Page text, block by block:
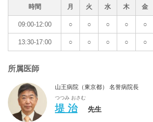
時間 月 火 水 木 金
09:00-12:00 ○ ○ ○ ○ ○
13:30-17:00 ○ ○ ○ ○ ○
所属医師
山王病院（東京都） 名誉病院長
つつみ おさむ
堤 治 先生